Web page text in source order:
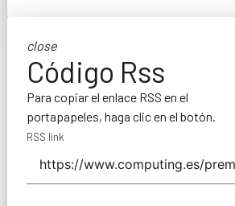
close
Código Rss
Para copiar el enlace RSS en el
portapapeles, haga clic en el botón.
RSS link